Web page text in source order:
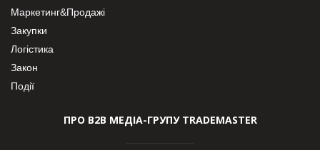
Маркетинг&Продажі
Закупки
Логістика
Закон
Події
ПРО В2В МЕДІА-ГРУПУ TRADEMASTER